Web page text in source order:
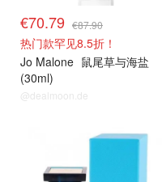
€70.79 €87.90
热门款罕见8.5折！
Jo Malone 鼠尾草与海盐
(30ml)
@dealmoon.de